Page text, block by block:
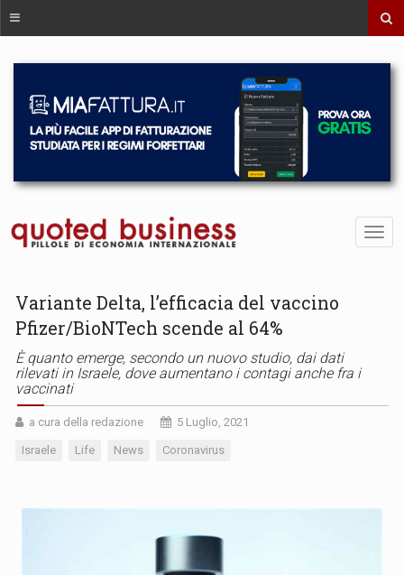
Variante Delta, l’efficacia del vaccino
Pfizer/BioNTech scende al 64%
È quanto emerge, secondo un nuovo studio, dai dati
rilevati in Israele, dove aumentano i contagi anche fra i
vaccinati
a cura della redazione 5 Luglio, 2021
Israele Life News Coronavirus